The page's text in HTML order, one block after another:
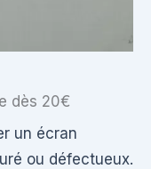
dès 20€
un écran
ou défectueux.